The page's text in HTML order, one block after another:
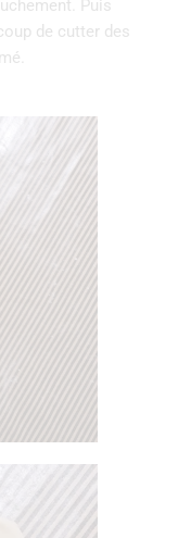
Puis
de cutter des